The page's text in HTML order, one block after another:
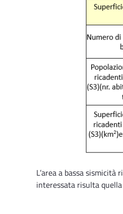
L’area a bassa
interessata risulta